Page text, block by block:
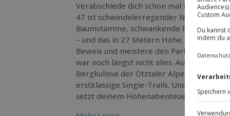
Verabschiede dich schon mal vom
47 ist schwindelerregender Nervenkitzel
Baumstämme, schwankende
– und das in 27 Metern Höhe. Stell deine
Beweis und meistere den Parkour ohne
war noch längst nicht alles. Auf deiner
Bergkulisse der Ötztaler Alpen sammelst
erstklassige Single-Trails. Und der
setzt deinem Höhenabenteuer die Krone